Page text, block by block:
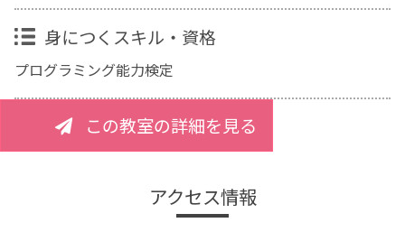
身につくスキル・資格
プログラミング能力検定
この教室の詳細を見る
アクセス情報